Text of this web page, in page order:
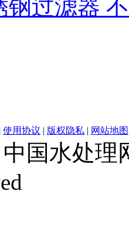
钢过滤器
使用协议 | 版权隐私 | 网站地图
中国水处